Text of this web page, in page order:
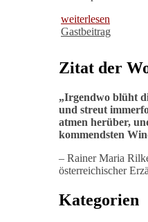
weiterlesen
Gastbeitrag
Zitat der
„Irgendwo blüht
und streut
atmen herüber,
kommendsten
– Rainer Maria
österreichischer
Kategorien